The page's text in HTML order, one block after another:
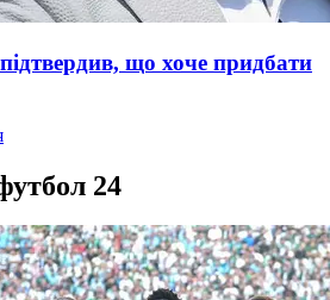
що хоче придбати
24